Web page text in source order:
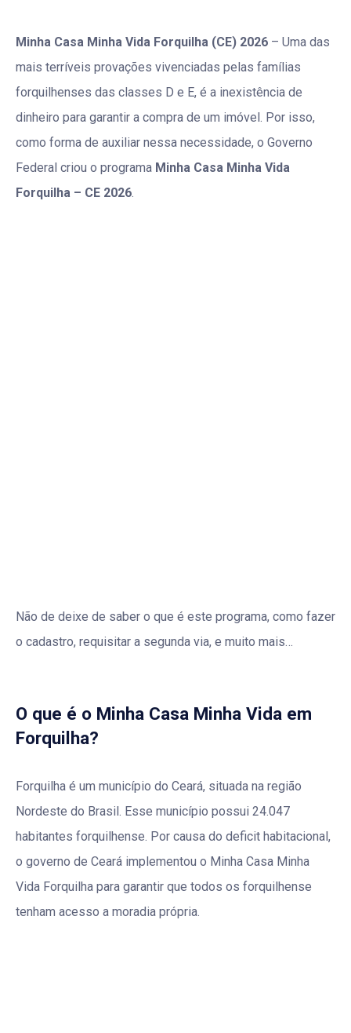
Minha Casa Minha Vida Forquilha (CE) 2026 – Uma das
mais terríveis provações vivenciadas pelas famílias
forquilhenses das classes D e E, é a inexistência de
dinheiro para garantir a compra de um imóvel. Por isso,
como forma de auxiliar nessa necessidade, o Governo
Federal criou o programa Minha Casa Minha Vida
Forquilha – CE 2026.
Não de deixe de saber o que é este programa, como fazer
o cadastro, requisitar a segunda via, e muito mais…
O que é o Minha Casa Minha Vida em
Forquilha?
Forquilha é um município do Ceará, situada na região
Nordeste do Brasil. Esse município possui 24.047
habitantes forquilhense. Por causa do deficit habitacional,
o governo de Ceará implementou o Minha Casa Minha
Vida Forquilha para garantir que todos os forquilhense
tenham acesso a moradia própria.